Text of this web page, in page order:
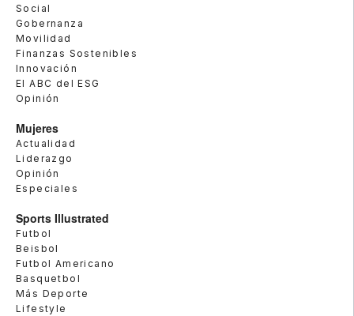
Social
Gobernanza
Movilidad
Finanzas Sostenibles
Innovación
El ABC del ESG
Opinión
Mujeres
Actualidad
Liderazgo
Opinión
Especiales
Sports Illustrated
Futbol
Beisbol
Futbol Americano
Basquetbol
Más Deporte
Lifestyle